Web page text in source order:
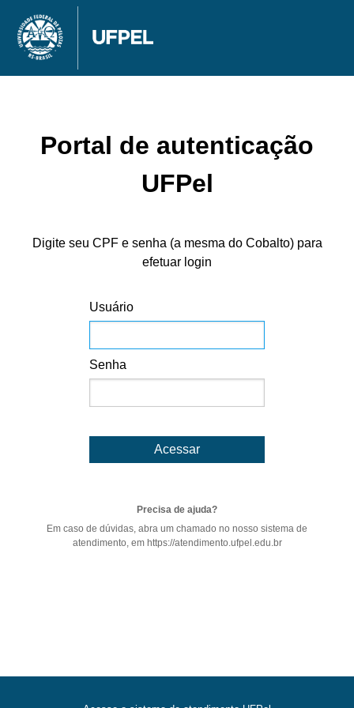
Portal de autenticação
UFPel
Digite seu CPF e senha (a mesma do Cobalto) para
efetuar login
Usuário
Senha
Acessar
Precisa de ajuda?
Em caso de dúvidas, abra um chamado no nosso sistema de
atendimento, em https://atendimento.ufpel.edu.br